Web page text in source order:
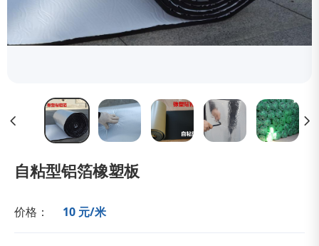
自粘型铝箔橡塑板
价格： 10 元/米